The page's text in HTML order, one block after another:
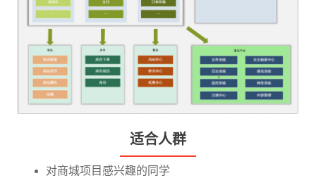
适合人群
对商城项目感兴趣的同学